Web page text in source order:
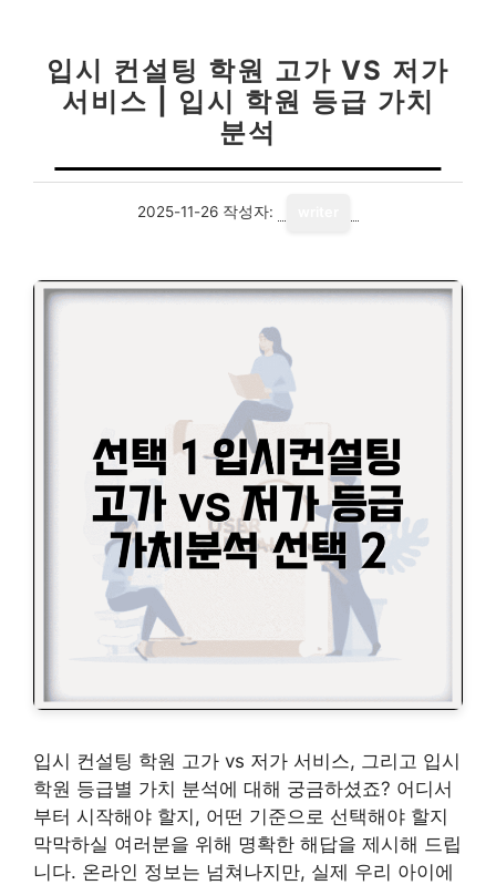
입시 컨설팅 학원 고가 VS 저가
서비스 | 입시 학원 등급 가치
분석
2025-11-26 작성자:
입시 컨설팅 학원 고가 vs 저가 서비스, 그리고 입시
학원 등급별 가치 분석에 대해 궁금하셨죠? 어디서
부터 시작해야 할지, 어떤 기준으로 선택해야 할지
막막하실 여러분을 위해 명확한 해답을 제시해 드립
니다. 온라인 정보는 넘쳐나지만, 실제 우리 아이에